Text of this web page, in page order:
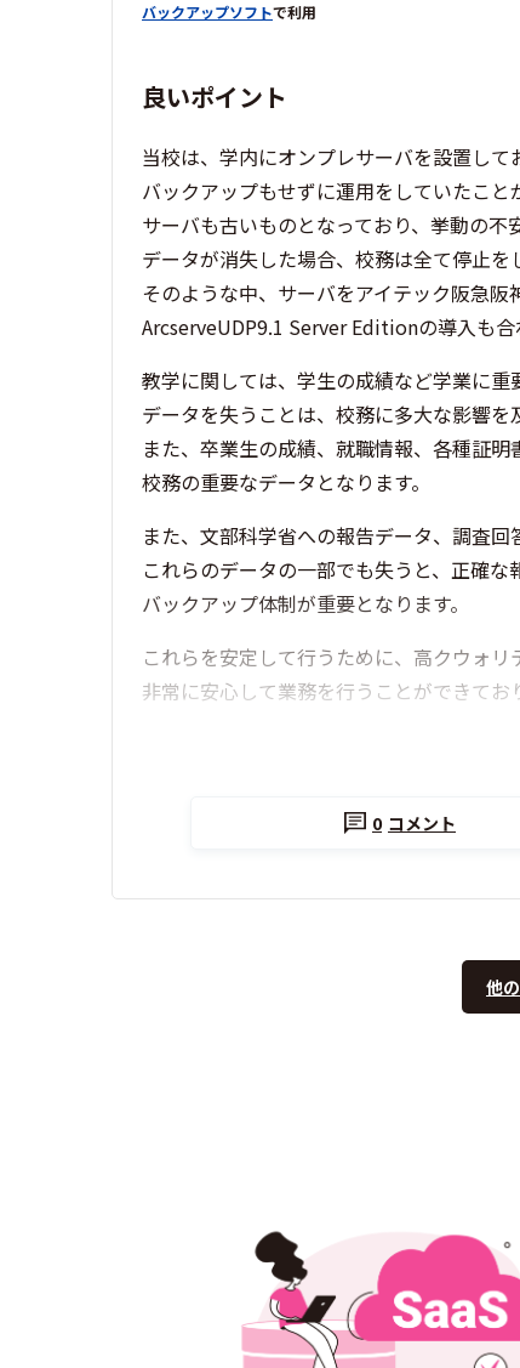
バックアップソフトで利用
良いポイント
当校は、学内にオンプレサーバを設置して
バックアップもせずに運用をしていたこと
サーバも古いものとなっており、挙動の不
データが消失した場合、校務は全て停止を
そのような中、サーバをアイテック阪急阪
ArcserveUDP9.1 Server Editionの導入も合
教学に関しては、学生の成績など学業に重
データを失うことは、校務に多大な影響を
また、卒業生の成績、就職情報、各種証明
校務の重要なデータとなります。
また、文部科学省への報告データ、調査回
これらのデータの一部でも失うと、正確な
バックアップ体制が重要となります。
これらを安定して行うために、高クウォ
非常に安心して業務を行うことができてお
0 コメント
他